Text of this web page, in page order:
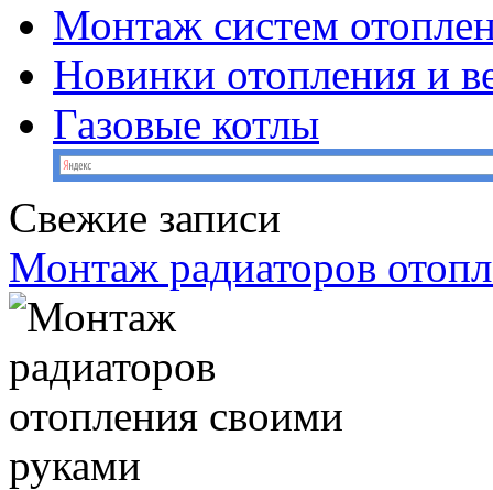
Монтаж систем
Новинки отопления и
Газовые котлы
Свежие записи
Монтаж радиаторов